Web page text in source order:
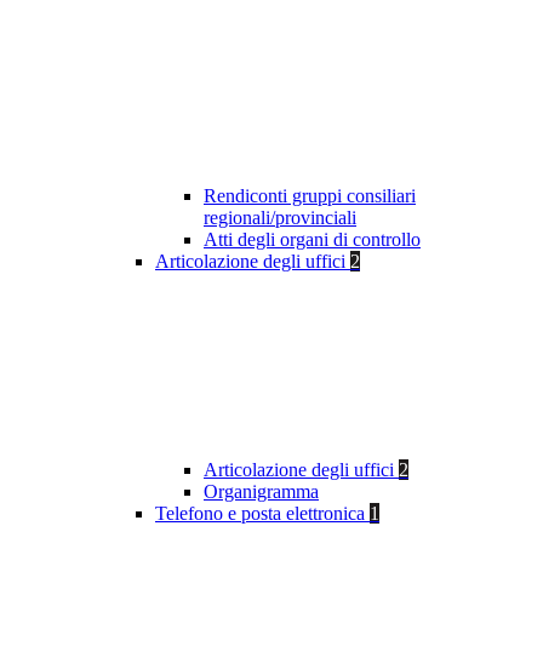
Rendiconti gruppi consiliari
regionali/provinciali
Atti degli organi di controllo
Articolazione degli uffici 2
Articolazione degli uffici 2
Organigramma
Telefono e posta elettronica 1